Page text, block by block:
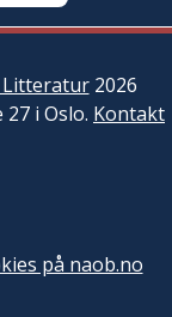
Litteratur2026
i Oslo. Kontakt
på naob.no